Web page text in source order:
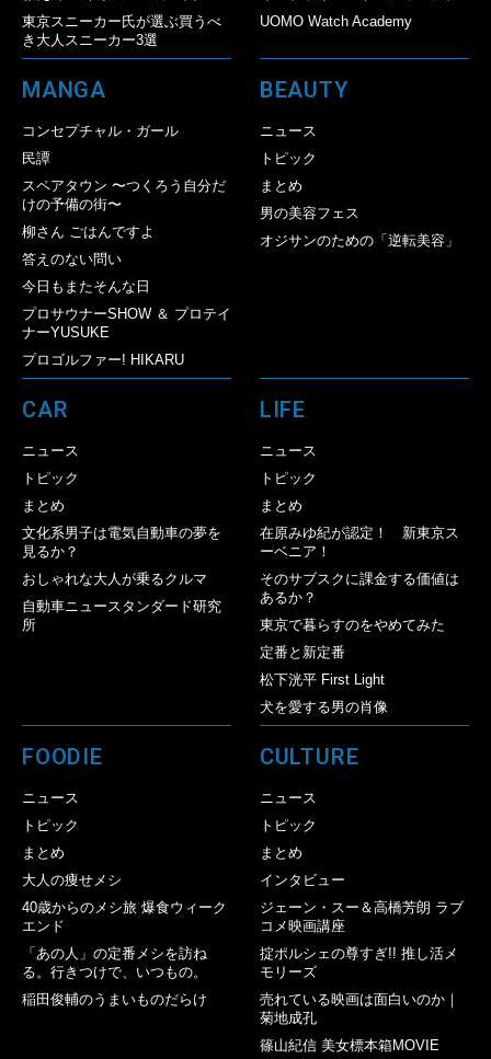
東京スニーカー氏が選ぶ買うべ
き大人スニーカー3選
UOMO Watch Academy
MANGA
コンセプチャル・ガール
民譚
スペアタウン 〜つくろう自分だ
けの予備の街〜
柳さん ごはんですよ
答えのない問い
今日もまたそんな日
プロサウナーSHOW ＆ プロテイ
ナーYUSUKE
プロゴルファー! HIKARU
BEAUTY
ニュース
トピック
まとめ
男の美容フェス
オジサンのための「逆転美容」
CAR
ニュース
トピック
まとめ
文化系男子は電気自動車の夢を
見るか？
おしゃれな大人が乗るクルマ
自動車ニュースタンダード研究
所
LIFE
ニュース
トピック
まとめ
在原みゆ紀が認定！ 新東京ス
ーベニア！
そのサブスクに課金する価値は
あるか？
東京で暮らすのをやめてみた
定番と新定番
松下洸平 First Light
犬を愛する男の肖像
FOODIE
ニュース
トピック
まとめ
大人の痩せメシ
40歳からのメシ旅 爆食ウィーク
エンド
「あの人」の定番メシを訪ね
る。行きつけで、いつもの。
稲田俊輔のうまいものだらけ
CULTURE
ニュース
トピック
まとめ
インタビュー
ジェーン・スー＆高橋芳朗 ラブ
コメ映画講座
掟ポルシェの尊すぎ!! 推し活メ
モリーズ
売れている映画は面白いのか｜
菊地成孔
篠山紀信 美女標本箱MOVIE